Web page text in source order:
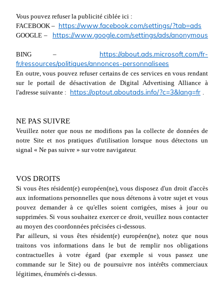
Vous pouvez refuser la publicité ciblée ici :
FACEBOOK – https://www.facebook.com/settings/?tab=ads
GOOGLE – https://www.google.com/settings/ads/anonymous
BING –
https://about.ads.microsoft.com/fr-
fr/ressources/politiques/annonces-personnalisees
En outre, vous pouvez refuser certains de ces services en vous rendant
sur le portail de désactivation de Digital Advertising Alliance à
l'adresse suivante : https://optout.aboutads.info/?c=3&lang=fr .
NE PAS SUIVRE
Veuillez noter que nous ne modifions pas la collecte de données de
notre Site et nos pratiques d'utilisation lorsque nous détectons un
signal « Ne pas suivre » sur votre navigateur.
VOS DROITS
Si vous êtes résident(e) européen(ne), vous disposez d'un droit d'accès
aux informations personnelles que nous détenons à votre sujet et vous
pouvez demander à ce qu'elles soient corrigées, mises à jour ou
supprimées. Si vous souhaitez exercer ce droit, veuillez nous contacter
au moyen des coordonnées précisées ci-dessous.
Par ailleurs, si vous êtes résident(e) européen(ne), notez que nous
traitons vos informations dans le but de remplir nos obligations
contractuelles à votre égard (par exemple si vous passez une
commande sur le Site) ou de poursuivre nos intérêts commerciaux
légitimes, énumérés ci-dessus.